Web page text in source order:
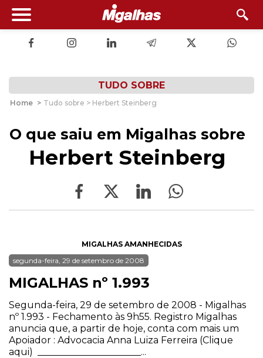
TUDO SOBRE
Home > Tudo sobre > Herbert Steinberg
O que saiu em Migalhas sobre
Herbert Steinberg
MIGALHAS AMANHECIDAS
segunda-feira, 29 de setembro de 2008
MIGALHAS nº 1.993
Segunda-feira, 29 de setembro de 2008 - Migalhas
nº 1.993 - Fechamento às 9h55. Registro Migalhas
anuncia que, a partir de hoje, conta com mais um
Apoiador : Advocacia Anna Luiza Ferreira (Clique
aqui) ______________________...